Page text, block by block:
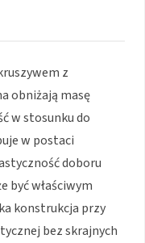
z
obniżają masę
w stosunku do
w postaci
doboru
być właściwym
konstrukcja przy
bez skrajnych